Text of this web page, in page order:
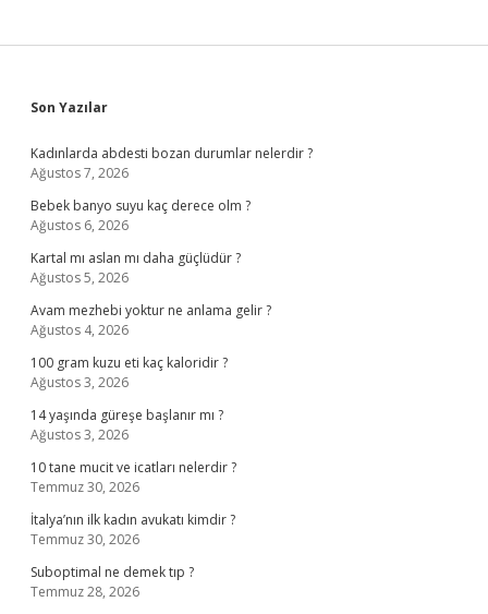
Sidebar
Son Yazılar
Kadınlarda abdesti bozan durumlar nelerdir ?
Ağustos 7, 2026
Bebek banyo suyu kaç derece olm ?
Ağustos 6, 2026
Kartal mı aslan mı daha güçlüdür ?
Ağustos 5, 2026
Avam mezhebi yoktur ne anlama gelir ?
Ağustos 4, 2026
100 gram kuzu eti kaç kaloridir ?
Ağustos 3, 2026
14 yaşında güreşe başlanır mı ?
Ağustos 3, 2026
10 tane mucit ve icatları nelerdir ?
Temmuz 30, 2026
İtalya’nın ilk kadın avukatı kimdir ?
Temmuz 30, 2026
Suboptimal ne demek tıp ?
Temmuz 28, 2026